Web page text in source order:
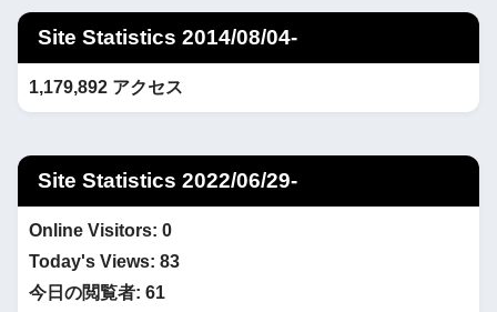
Site Statistics 2014/08/04-
1,179,892 アクセス
Site Statistics 2022/06/29-
Online Visitors: 0
Today's Views: 83
今日の閲覧者: 61